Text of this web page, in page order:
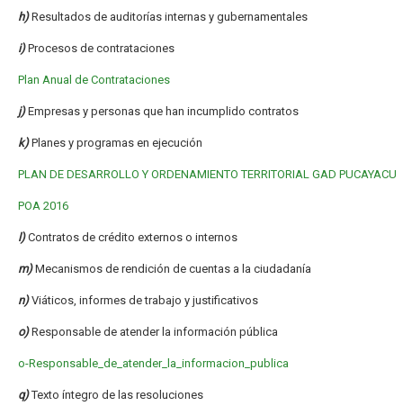
h)Resultados de auditorías internas y gubernamentales
i) Procesos de contrataciones
Plan Anual de Contrataciones
j) Empresas y personas que han incumplido contratos
k) Planes y programas en ejecución
PLAN DE DESARROLLO Y ORDENAMIENTO TERRITORIAL GAD PUCAYACU
POA 2016
l) Contratos de crédito externos o internos
m)Mecanismos de rendición de cuentas a la ciudadanía
n)Viáticos, informes de trabajo y justificativos
o)Responsable de atender la información pública
o-Responsable_de_atender_la_informacion_publica
q) Texto íntegro de las resoluciones